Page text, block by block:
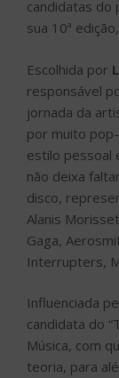
disco,
Alanis
Interrupters,
Influenciada
candidata do
Música, com
teoria, para
amante do
despertou
com bandas
Gees, The
repertório,
como Kelly